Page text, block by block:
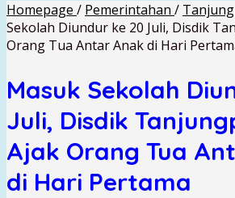
Homepage / Pemerintahan /
Sekolah Diundur ke 20 Juli, Disdik
Orang Tua Antar Anak di Hari
Masuk Sekolah
Juli, Disdik
Ajak Orang Tua
di Hari Pertama